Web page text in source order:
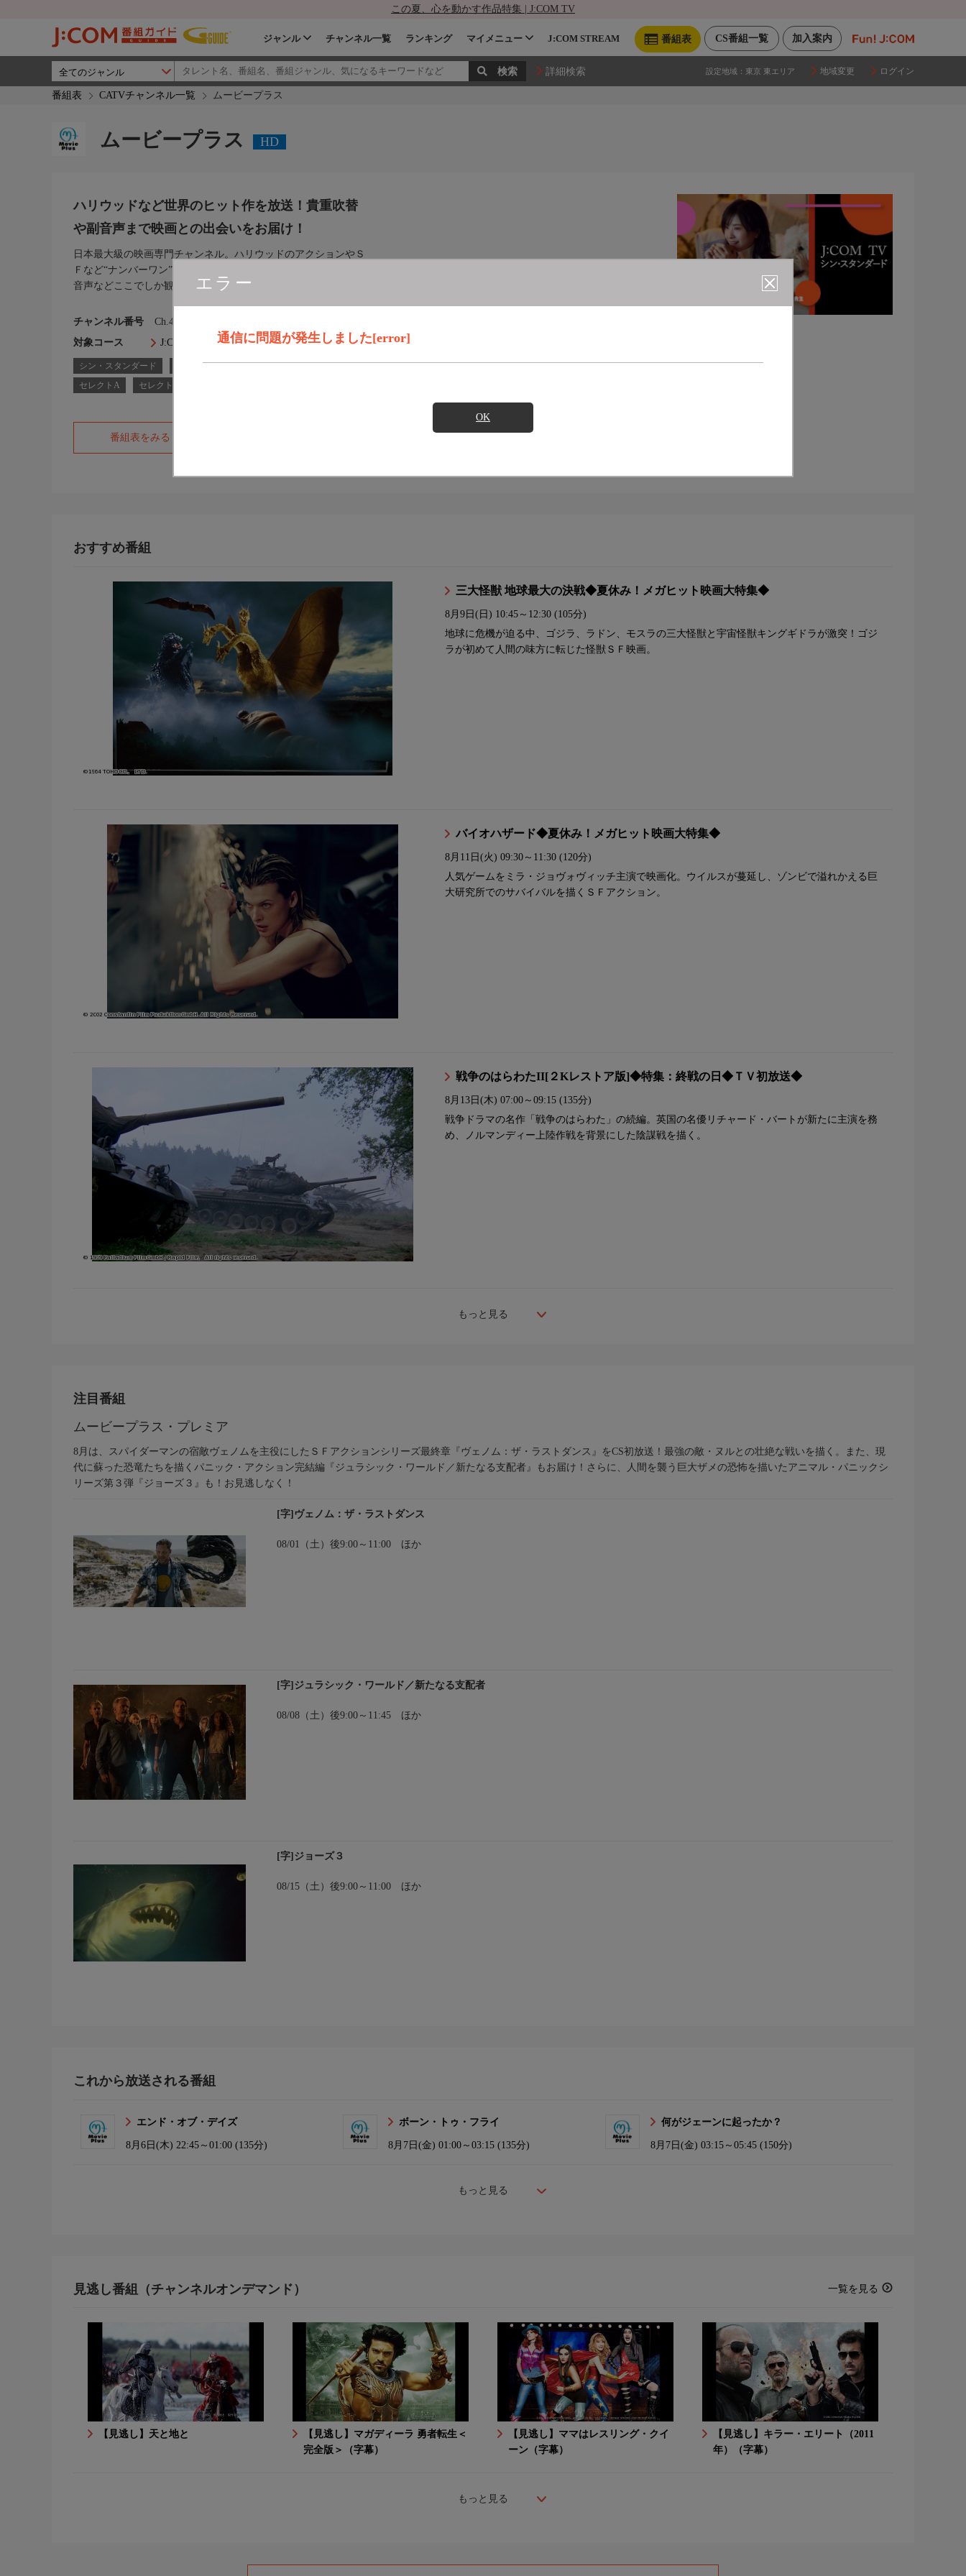
この夏、心を動かす作品特集 | J:COM TV
加入案内
CS番組一覧
番組表
ジャンル チャンネル一覧 ランキング マイメニュー J:COM STREAM
詳細検索 設定地域： 東京 東エリア 地域変更 ログイン
番組表 CATVチャンネル一覧 ムービープラス
エラー
通信に問題が発生しました[error]
OK
ムービープラス HD
ハリウッドなど世界のヒット作を放送！貴重吹替
や副音声まで映画との出会いをお届け！
日本最大級の映画専門チャンネル。ハリウッドのアクションやＳ
Ｆなど“ナンバーワン”級ヒット作から世界の傑作、貴重吹替や副
音声などここでしか観られない“オンリーワン”な番組を放送！
チャンネル番号
Ch.450
対象コース
J:COM TVコース一覧
シン・スタンダード シン・スタンダードプラス スタンダード スタンダードプラス
コンパクト
セレクトA
セレクトD
番組表をみる
おすすめ番組
三大怪獣 地球最大の決戦◆夏休み！メガヒット映画大特集◆
8月9日(日) 10:45～12:30 (105分)
地球に危機が迫る中、ゴジラ、ラドン、モスラの三大怪獣と宇宙怪獣キングギドラが激突！ゴジ
ラが初めて人間の味方に転じた怪獣ＳＦ映画。
バイオハザード◆夏休み！メガヒット映画大特集◆
8月11日(火) 09:30～11:30 (120分)
人気ゲームをミラ・ジョヴォヴィッチ主演で映画化。ウイルスが蔓延し、ゾンビで溢れかえる巨
大研究所でのサバイバルを描くＳＦアクション。
戦争のはらわたII[２Kレストア版]◆特集：終戦の日◆ＴＶ初放送◆
8月13日(木) 07:00～09:15 (135分)
戦争ドラマの名作「戦争のはらわた」の続編。英国の名優リチャード・バートが新たに主演を務
め、ノルマンディー上陸作戦を背景にした陰謀戦を描く。
もっと見る
注目番組
ムービープラス・プレミア
8月は、スパイダーマンの宿敵ヴェノムを主役にしたＳＦアクションシリーズ最終章『ヴェノム：ザ・ラストダンス』をCS初放送！最強の敵・ヌルとの壮絶な戦いを描く。また、現
代に蘇った恐竜たちを描くパニック・アクション完結編『ジュラシック・ワールド／新たなる支配者』もお届け！さらに、人間を襲う巨大ザメの恐怖を描いたアニマル・パニックシ
リーズ第３弾『ジョーズ３』も！お見逃しなく！
[字]ヴェノム：ザ・ラストダンス
08/01（土）後9:00～11:00 ほか
[字]ジュラシック・ワールド／新たなる支配者
08/08（土）後9:00～11:45 ほか
[字]ジョーズ３
08/15（土）後9:00～11:00 ほか
これから放送される番組
エンド・オブ・デイズ
8月6日(木) 22:45～01:00 (135分)
ボーン・トゥ・フライ
8月7日(金) 01:00～03:15 (135分)
何がジェーンに起ったか？
8月7日(金) 03:15～05:45 (150分)
もっと見る
見逃し番組（チャンネルオンデマンド） 一覧を見る
【見逃し】天と地と
【見逃し】マガディーラ 勇者転生＜
完全版＞（字幕）
【見逃し】ママはレスリング・クイ
ーン（字幕）
【見逃し】キラー・エリート（2011
年）（字幕）
もっと見る